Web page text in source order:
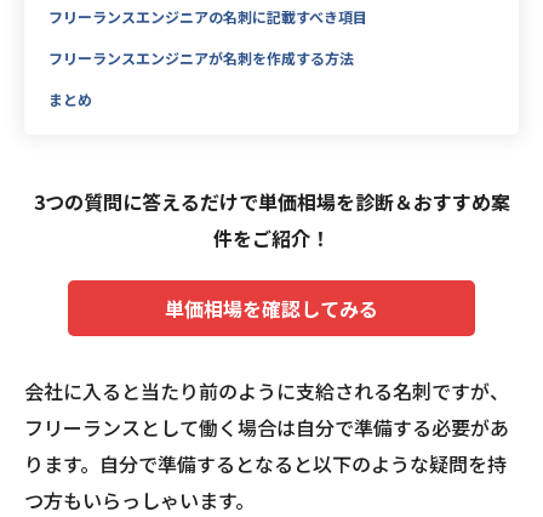
フリーランスエンジニアの名刺に記載すべき項目
フリーランスエンジニアが名刺を作成する方法
まとめ
3つの質問に答えるだけで単価相場を診断＆おすすめ案
件をご紹介！
単価相場を確認してみる
会社に入ると当たり前のように支給される名刺ですが、
フリーランスとして働く場合は自分で準備する必要があ
ります。自分で準備するとなると以下のような疑問を持
つ方もいらっしゃいます。